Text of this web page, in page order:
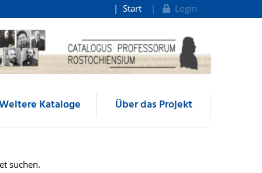
Start Login
Kataloge Über das Projekt
suchen.